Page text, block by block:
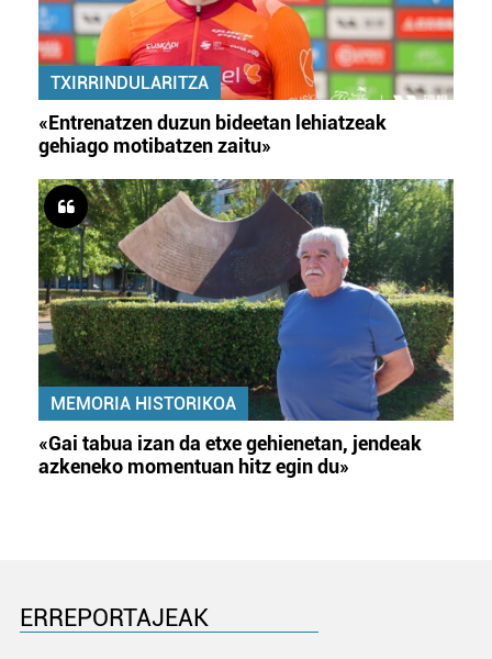
TXIRRINDULARITZA
«Entrenatzen duzun bideetan lehiatzeak
gehiago motibatzen zaitu»
MEMORIA HISTORIKOA
«Gai tabua izan da etxe gehienetan, jendeak
azkeneko momentuan hitz egin du»
ERREPORTAJEAK